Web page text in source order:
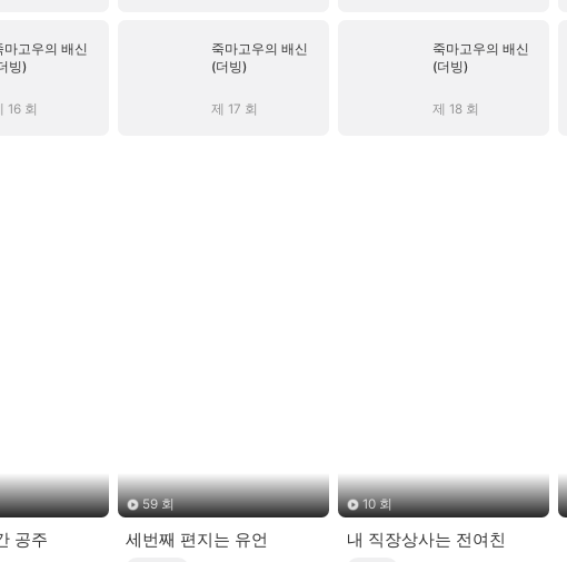
마고우의 배신
빙)
16 회
죽마고우의 배신
(더빙)
제 17 회
죽마고우의 배신
(더빙)
제 18 회
공주
59 회
세번째 편지는 유언
10 회
내 직장상사는 전여친